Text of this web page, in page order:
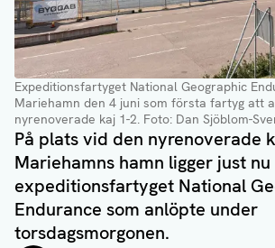
Expeditionsfartyget National Geographic
Mariehamn den 4 juni som första fartyg att
nyrenoverade kaj 1-2. Foto: Dan Sjöblom-
På plats vid den nyrenoverade
Mariehamns hamn ligger just nu
expeditionsfartyget National
Endurance som anlöpte under
torsdagsmorgonen.